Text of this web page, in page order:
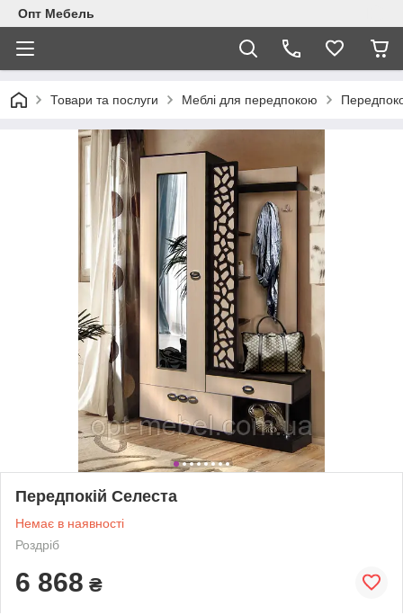
Опт Мебель
Товари та послуги Меблi для передпокою
Передпокій Селеста
Немає в наявності
Роздріб
6 868 ₴